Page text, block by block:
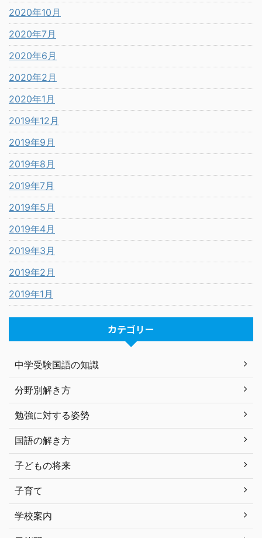
2020年10月
2020年7月
2020年6月
2020年2月
2020年1月
2019年12月
2019年9月
2019年8月
2019年7月
2019年5月
2019年4月
2019年3月
2019年2月
2019年1月
カテゴリー
中学受験国語の知識
分野別解き方
勉強に対する姿勢
国語の解き方
子どもの将来
子育て
学校案内